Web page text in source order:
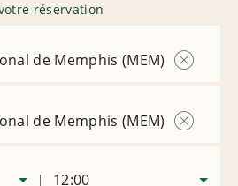
réservation
de Memphis (MEM)
de Memphis (MEM)
12:00